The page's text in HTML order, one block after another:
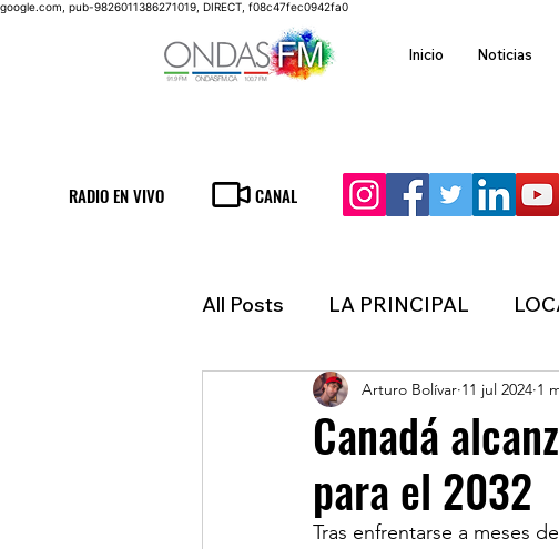
google.com, pub-9826011386271019, DIRECT, f08c47fec0942fa0
Inicio Noticias
RADIO EN VIVO CANAL
All Posts LA PRINCIPAL
ESPECTACULOS FINANZAS
LATINOAMERICA
Canadá
para el 2032
Arturo Bolívar 11 jul 2024 1
Tras enfrentarse a meses